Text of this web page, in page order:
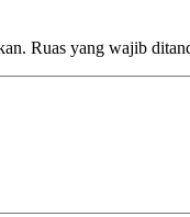
Ruas yang wajib